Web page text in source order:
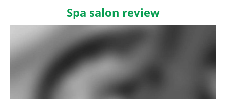
reprehenderit in voluptte velit. Lorem ipsum
dolor sit amet, consectetur adipisicing elit, sed
do eiusmod tempor incididunt ut labore et
dolore magna aliqua. Ut enim ad minim
veniam, quis nostrud exercitation ullamco
laboris nisi ut aliquip ex ea commodo
consequat. Duis aute irure dolor in
Spa salon review